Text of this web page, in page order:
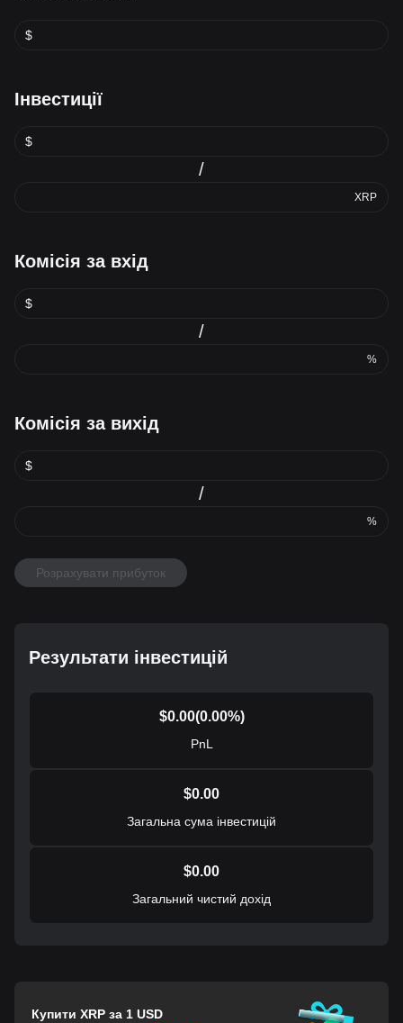
$
Інвестиції
$
/
XRP
Комісія за вхід
$
/
%
Комісія за вихід
$
/
%
Розрахувати прибуток
Результати інвестицій
$0.00(0.00%)
PnL
$0.00
Загальна сума інвестицій
$0.00
Загальний чистий дохід
Купити XRP за 1 USD